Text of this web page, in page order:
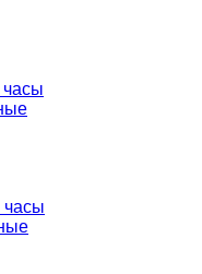
часы
часы